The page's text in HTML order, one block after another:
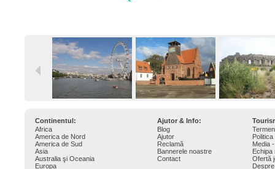
Continentul: Ajutor & Info:
Africa
America de Nord
America de Sud
Asia
Australia şi Oceania
Europa
Blog
Ajutor
Reclamă
Bannerele noastre
Contact
Media
Echipa
Ofertă